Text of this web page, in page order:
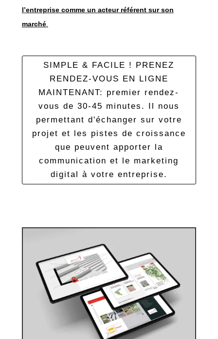
l’entreprise comme un acteur référent sur son
marché.
SIMPLE & FACILE ! PRENEZ
RENDEZ-VOUS EN LIGNE
MAINTENANT: premier rendez-
vous de 30-45 minutes. Il nous
permettant d'échanger sur votre
projet et les pistes de croissance
que peuvent apporter la
communication et le marketing
digital à votre entreprise.